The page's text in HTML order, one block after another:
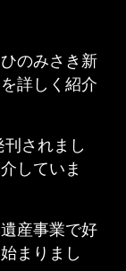
のみさき新
詳しく紹介
刊されまし
していま
産事業で好
まりまし